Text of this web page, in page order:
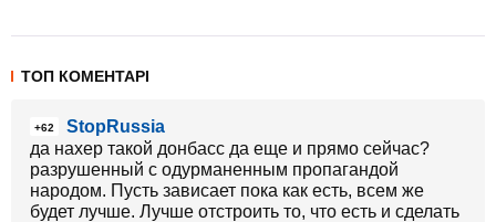
ТОП КОМЕНТАРІ
+62
StopRussia
да нахер такой донбасс да еще и прямо сейчас?
разрушенный с одурманенным пропагандой
народом. Пусть зависает пока как есть, всем же
будет лучше. Лучше отстроить то, что есть и сделать